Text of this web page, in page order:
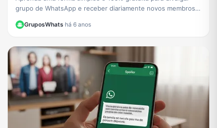
grupo de WhatsApp e receber diariamente novos membros e
GruposWhats·há 6 anos